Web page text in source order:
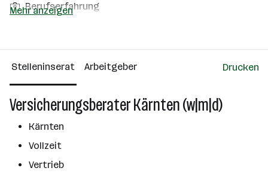
Berufserfahrung
Klagenfurt, Lienz, Spittal an der Drau, St. Veit an
der Glan, Villach, Völkermarkt, Wolfsberg
Über das Unternehmen
2501 - 10000 Mitarbeiter*innen
Mehr anzeigen
Stelleninserat Arbeitgeber Drucken
Versicherungsberater Kärnten (w|m|d)
Kärnten
Vollzeit
Vertrieb